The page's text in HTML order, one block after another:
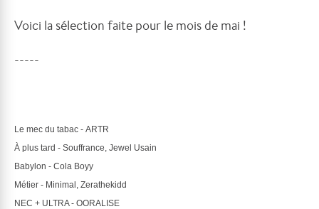
Voici la sélection faite pour le mois de mai !
-----
Le mec du tabac - ARTR
À plus tard - Souffrance, Jewel Usain
Babylon - Cola Boyy
Métier - Minimal, Zerathekidd
NEC + ULTRA - OORALISE